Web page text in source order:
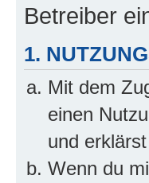
Betreiber
1.
Mit dem
einen
und
Wenn du